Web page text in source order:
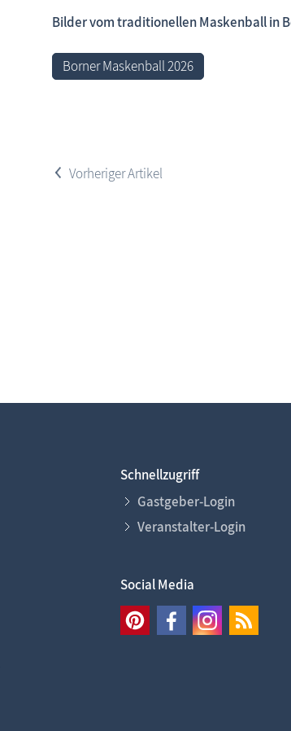
Fischland-Darß-
Bilder vom traditionellen Maskenball in
Borner Maskenball 2026
<
Schnellzugriff
Gastgeber-Login
Veranstalter-Login
Social Media